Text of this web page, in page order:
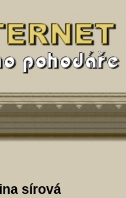
sírová